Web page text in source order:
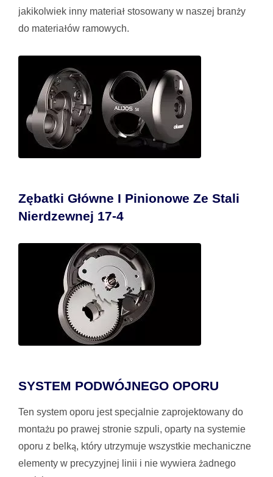
jakikolwiek inny materiał stosowany w naszej branży
do materiałów ramowych.
Zębatki Główne I Pinionowe Ze Stali
Nierdzewnej 17-4
SYSTEM PODWÓJNEGO OPORU
Ten system oporu jest specjalnie zaprojektowany do
montażu po prawej stronie szpuli, oparty na systemie
oporu z belką, który utrzymuje wszystkie mechaniczne
elementy w precyzyjnej linii i nie wywiera żadnego